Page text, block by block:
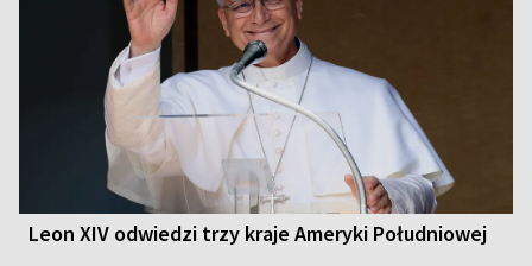
Leon XIV odwiedzi trzy kraje Ameryki Południowej